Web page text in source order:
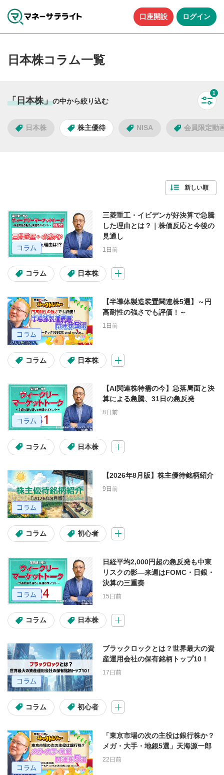
口座開設 ログイン
日本株コラム一覧
「日本株」の中から絞り込む
す
1
日本株 株主優待 NISA 会員限定動
株主優待 NISA
会員限定動画
1ヶ月限定無料公開中！
操作説明動画 入金・出金
コラム
アセット
日本株 米国株
米国株(コラム)
難易度
初心者
初級～上級
高配当 割安株
自社株買い
アクティビスト
動画の種類
デイリー市況
市況・全体相場 速報
注目・人気動画
シリーズ
検索する すべて解除
新しい順
三菱重工・イビデンが好決算で急騰
した理由とは？｜株価反応と今後の
見通し
1日前
コラム 日本株
【半導体製造装置関連株5選】～円
高耐性の強さでも評価！～
1日前
コラム 日本株
【AI関連株特需の今】急落局面と決
算による急騰、31日の急反発
8日前
コラム 日本株
【2026年8月版】株主優待銘柄紹介
9日前
コラム 初心者
日経平均2,000円超の急反発も中東
リスクの影―来週はFOMC・日銀・
決算の三重奏
15日前
コラム 日本株
ブラックロックとは？世界最大の資
産運用会社の保有銘柄トップ10！
17日前
コラム 初心者
「東京市場の次の主役は銀行株か？
メガ・大手・地銀5選」天海源一郎
22日前